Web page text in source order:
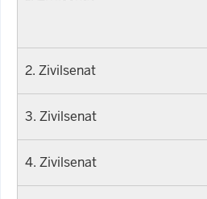
2. Zivilsenat
3. Zivilsenat
4. Zivilsenat